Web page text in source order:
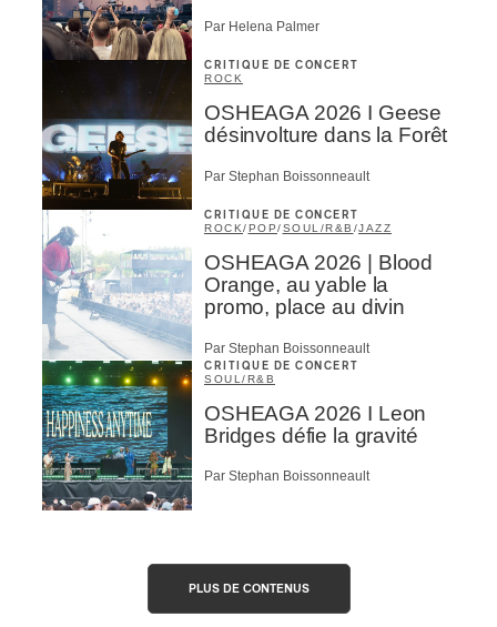
Par Helena Palmer
CRITIQUE DE CONCERT
ROCK
OSHEAGA 2026 I Geese
désinvolture dans la Forêt
Par Stephan Boissonneault
CRITIQUE DE CONCERT
ROCK/POP/SOUL/R&B /JAZZ
OSHEAGA 2026 | Blood
Orange, au yable la
promo, place au divin
Par Stephan Boissonneault
CRITIQUE DE CONCERT
SOUL/R&B
OSHEAGA 2026 I Leon
Bridges défie la gravité
Par Stephan Boissonneault
PLUS DE CONTENUS